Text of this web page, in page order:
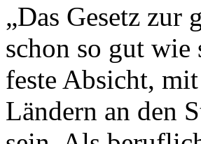
„Das Gesetz zur
schon so gut
feste Absicht,
Ländern an den